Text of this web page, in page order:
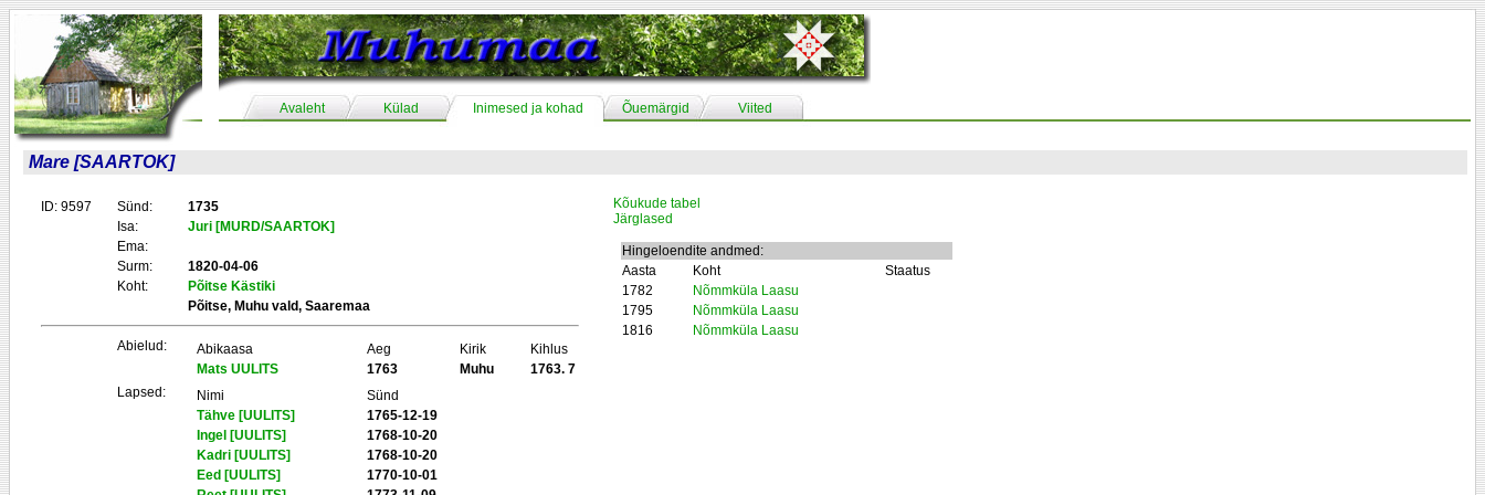
Avaleht Külad Inimesed ja kohad Õuemärgid Viited
Mare [SAARTOK]
ID: 9597 Sünd:
1735
Isa:
Juri [MURD/SAARTOK]
Ema:
Surm:
1820-04-06
Koht:
Põitse Kästiki
Põitse, Muhu vald, Saaremaa
Abielud: Abikaasa Aeg Kirik
Kihlus
Mats UULITS
1763 Muhu
1763. 7
Lapsed:
Nimi
Sünd
Tähve [UULITS]
1765-12-19
Ingel [UULITS]
1768-10-20
Kadri [UULITS]
1768-10-20
Eed [UULITS]
1770-10-01
Kõukude tabel
Järglased
Hingeloendite andmed:
Aasta
Koht
Staatus
1782
Nõmmküla Laasu
1795
Nõmmküla Laasu
1816
Nõmmküla Laasu